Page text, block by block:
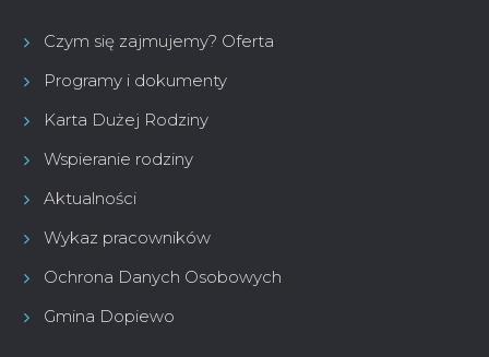
Czym się zajmujemy? Oferta
Programy i dokumenty
Karta Dużej Rodziny
Wspieranie rodziny
Aktualności
Wykaz pracowników
Ochrona Danych Osobowych
Gmina Dopiewo